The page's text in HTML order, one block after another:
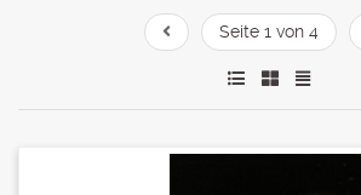
Seite 1 von 4